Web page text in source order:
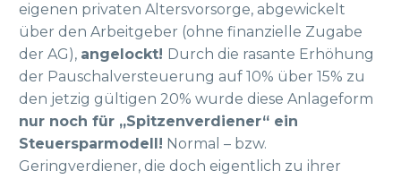
eigenen privaten Altersvorsorge, abgewickelt
über den Arbeitgeber (ohne finanzielle Zugabe
der AG), angelockt! Durch die rasante Erhöhung
der Pauschalversteuerung auf 10% über 15% zu
den jetzig gültigen 20% wurde diese Anlageform
nur noch für „Spitzenverdiener“ ein
Steuersparmodell! Normal – bzw.
Geringverdiener, die doch eigentlich zu ihrer